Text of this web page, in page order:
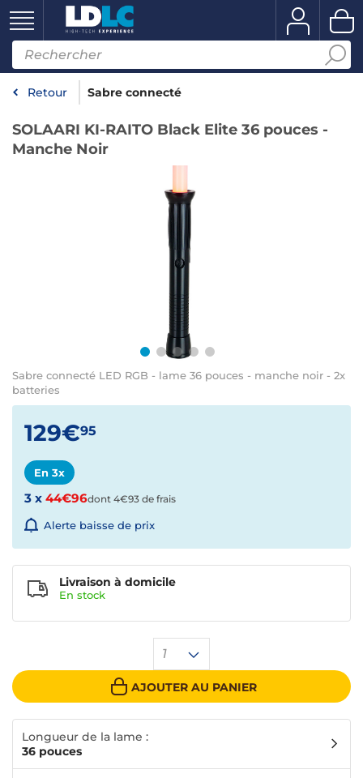
Retour Sabre connecté
SOLAARI KI-RAITO Black Elite 36 pouces -
Manche Noir
Sabre connecté LED RGB - lame 36 pouces - manche noir - 2x
batteries
129€95
En 3x
3 x 44€96dont 4€93 de frais
Alerte baisse de prix
1
AJOUTER AU PANIER
Livraison à domicile
En stock
Longueur de la lame :
36 pouces